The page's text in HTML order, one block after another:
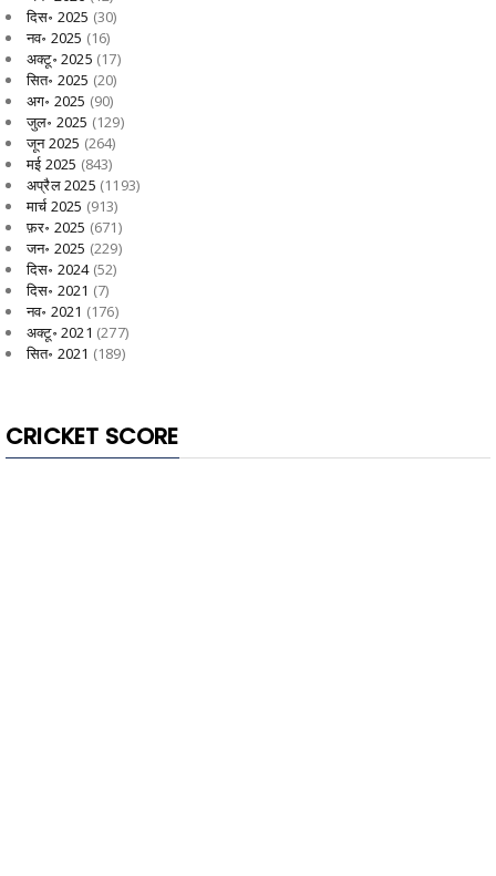
दिस॰ 2025 (30)
नव॰ 2025 (16)
अक्टू॰ 2025 (17)
सित॰ 2025 (20)
अग॰ 2025 (90)
जुल॰ 2025 (129)
जून 2025 (264)
मई 2025 (843)
अप्रैल 2025 (1193)
मार्च 2025 (913)
फ़र॰ 2025 (671)
जन॰ 2025 (229)
दिस॰ 2024(52)
दिस॰ 2021 (7)
नव॰ 2021 (176)
अक्टू॰ 2021 (277)
सित॰ 2021 (189)
CRICKET SCORE